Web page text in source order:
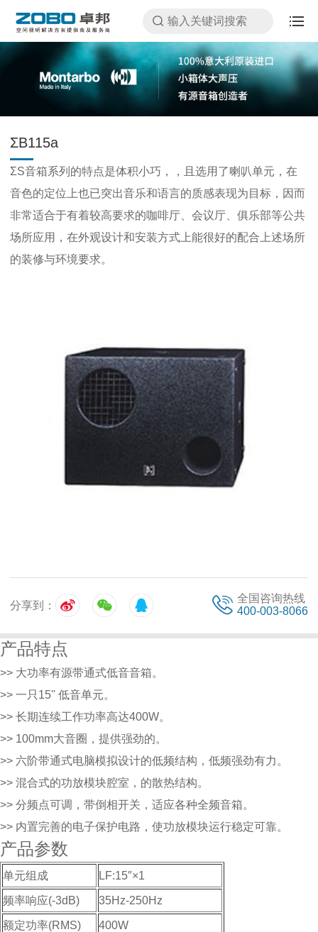
ΣB115a
ΣS音箱系列的特点是体积小巧，，且选用了喇叭单元，在
音色的定位上也已突出音乐和语言的质感表现为目标，因而
非常适合于有着较高要求的咖啡厅、会议厅、俱乐部等公共
场所应用，在外观设计和安装方式上能很好的配合上述场所
的装修与环境要求。
分享到：
全国咨询热线
400-003-8066
产品特点
>> 大功率有源带通式低音音箱。
>> 一只15'' 低音单元。
>> 长期连续工作功率高达400W。
>> 100mm大音圈，提供强劲的。
>> 六阶带通式电脑模拟设计的低频结构，低频强劲有力。
>> 混合式的功放模块腔室，的散热结构。
>> 分频点可调，带倒相开关，适应各种全频音箱。
>> 内置完善的电子保护电路，使功放模块运行稳定可靠。
产品参数
单元组成 LF:15″×1
频率响应(-3dB) 35Hz-250Hz
额定功率(RMS) 400W